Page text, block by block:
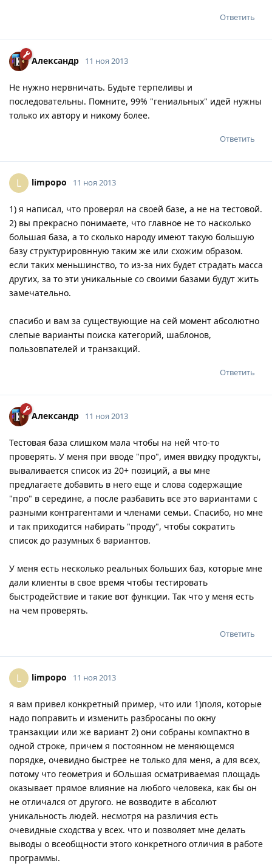
Ответить
Александр 11 ноя 2013
Не нужно нервничать. Будьте терпеливы и
последовательны. Помните, 99% "гениальных" идей нужны
только их автору и никому более.
Ответить
L limpopo 11 ноя 2013
1) я написал, что проверял на своей базе, а не на тестовой.
2) вы прекрасно понимаете, что главное не то насколько
большая база, а то сколько народу имеют такую большую
базу структурировнную таким же или схожим образом.
если таких меньшинство, то из-за них будет страдать масса
других, за то эти уникальные со своими базами будут жить
замечательно.
спасибо и вам за существующие на сей момент абсолютно
слепые варианты поиска категорий, шаблонов,
пользовпателей и транзакций.
Ответить
Александр 11 ноя 2013
Тестовая база слишком мала чтобы на ней что-то
проверять. У меня при вводе "про", имея ввидку продукты,
вываливается список из 20+ позиций, а вы мне
предлагаете добавить в него еще и слова содержащие
"про" в середине, а после разбавить все это вариантами с
разными контрагентами и членами семьи. Спасибо, но мне
и так приходится набирать "проду", чтобы сократить
список до разумных 6 вариантов.
У меня есть несколько реальных больших баз, которые мне
дали клиенты в свое время чтобы тестировать
быстродействие и такие вот функции. Так что у меня есть
на чем проверять.
Ответить
L limpopo 11 ноя 2013
я вам привел конкретный пример, что или 1)поля, которые
надо поправить и изменить разбросаны по окну
транзакции или же вариант 2) они собраны компактно в
одной строке, причем я постоянном не меняющемся
порядке, очевидно быстрее не только для меня, а для всех,
потому что геометрия и бОльшая осматриваемая площадь
оказывает прямое влияние на любого человека, как бы он
не отличался от другого. не возводите в абсолют
уникальность людей. несмотря на различия есть
очевидные сходства у всех. что и позволяет мне делать
выводы о всеобщности этого конкретного отличия в работе
программы.